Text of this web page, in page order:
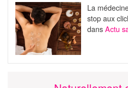
La
stop aux
dansActu